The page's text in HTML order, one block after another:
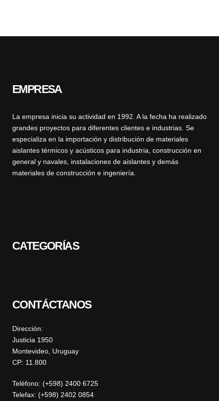
EMPRESA
La empresa inicia su actividad en 1992. A la fecha ha realizado
grandes proyectos para diferentes clientes e industrias. Se
especializa en la importación y distribución de materiales
aislantes térmicos y acústicos para industria, construcción en
general y navales, instalaciones de aislantes y demás
materiales de construcción e ingeniería.
CATEGORÍAS
CONTÁCTANOS
Dirección:
Justicia 1950
Montevideo, Uruguay
CP: 11.800
Teléfono: (+598) 2400 6725
Telefax: (+598) 2402 0854